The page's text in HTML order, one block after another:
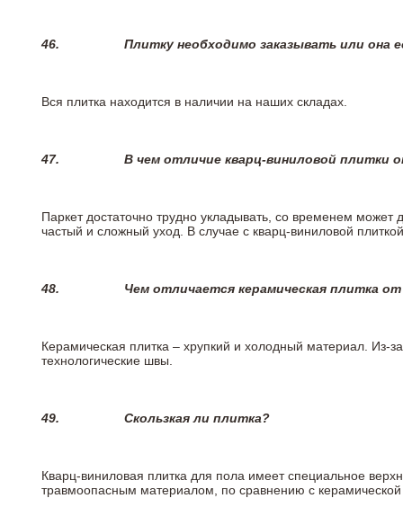
46. Плитку необходимо заказывать или она
Вся плитка находится в наличии на наших складах.
47. В чем отличие кварц-виниловой плитки
Паркет достаточно трудно укладывать, со временем
частый и сложный уход. В случае с кварц-виниловой
48. Чем отличается керамическая плитка
Керамическая плитка – хрупкий и холодный материал. Из-
технологические швы.
49. Скользкая ли плитка?
Кварц-виниловая плитка для пола имеет специальное
травмоопасным материалом, по сравнению с